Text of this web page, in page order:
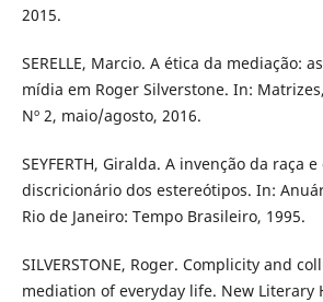
2015.
SERELLE, Marcio. A ética da mediação:
mídia em Roger Silverstone. In:
Nº 2, maio/agosto, 2016.
SEYFERTH, Giralda. A invenção da raça
discricionário dos estereótipos. In:
Rio de Janeiro: Tempo Brasileiro, 1995.
SILVERSTONE, Roger. Complicity and
mediation of everyday life. New Literary